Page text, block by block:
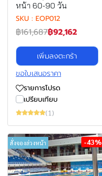
หน้า 60-90 วัน
SKU : EOP012
฿161,687฿92,162
เพิ่มลงตะกร้า
ขอใบเสนอราคา
รายการโปรด
เปรียบเทียบ
(1)
สั่งจองล่วงหน้า -43%